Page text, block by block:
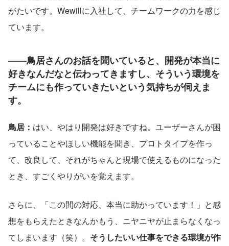
がたいです。Wewillに入社して、チームワークの力を感じ
ています。
――鳥居さんのお話を聞いていると、開発が本当に
好きなんだなと伝わってきますし、そういう環境を
チームにも作っていきたいという気持ちが伺えま
す。
鳥居： はい、やはり開発は好きですね。ユーザーさんが困
っていることやほしい機能を聞き、プロトタイプを作っ
て、改良して、それがちゃんと現場で使えるものになった
とき、すごくやりがいを覚えます。
さらに、「この間の対応、本当に助かっています！」と感
想をもらえたときなんかもう、ニヤニヤが止まらなくなっ
てしまいます（笑）。 そうしたいい仕事をできる環境が作